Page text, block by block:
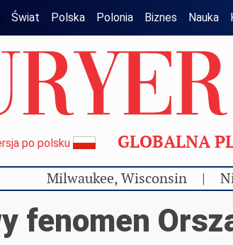
Świat Polska Polonia Biznes Nauka
po polsku GLOBALNA
Milwaukee, Wisconsin |
fenomen